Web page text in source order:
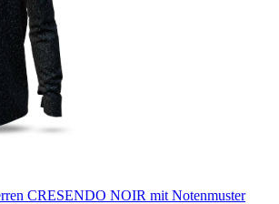
CRESENDO NOIR mit Notenmuster